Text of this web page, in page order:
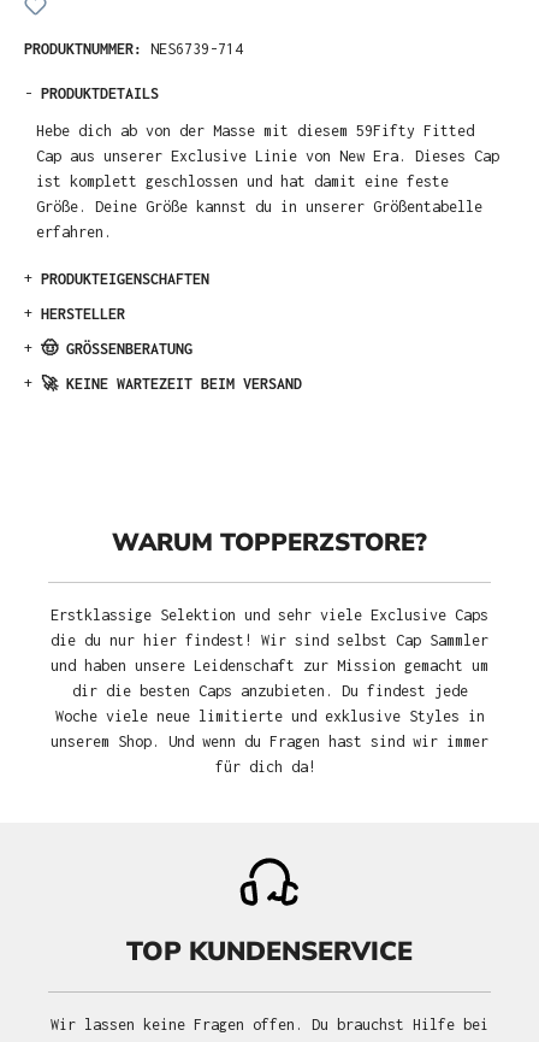
PRODUKTNUMMER: NES6739-714
- PRODUKTDETAILS
Hebe dich ab von der Masse mit diesem 59Fifty Fitted
Cap aus unserer Exclusive Linie von New Era. Dieses Cap
ist komplett geschlossen und hat damit eine feste
Größe. Deine Größe kannst du in unserer Größentabelle
erfahren.
+ PRODUKTEIGENSCHAFTEN
+ HERSTELLER
+ 🤠 GRÖSSENBERATUNG
+ 🚀 KEINE WARTEZEIT BEIM VERSAND
WARUM TOPPERZSTORE?
Erstklassige Selektion und sehr viele Exclusive Caps
die du nur hier findest! Wir sind selbst Cap Sammler
und haben unsere Leidenschaft zur Mission gemacht um
dir die besten Caps anzubieten. Du findest jede
Woche viele neue limitierte und exklusive Styles in
unserem Shop. Und wenn du Fragen hast sind wir immer
für dich da!
TOP KUNDENSERVICE
Wir lassen keine Fragen offen. Du brauchst Hilfe bei